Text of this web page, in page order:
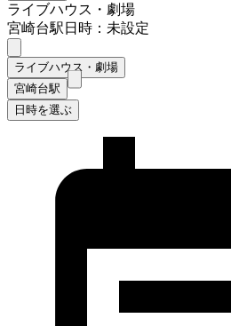
ライブハウス・劇場
宮崎台駅日時：未設定
ライブハウス・劇場
宮崎台駅
日時を選ぶ